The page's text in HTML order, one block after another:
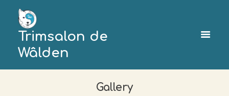
Trimsalon de
Wâlden
Gallery